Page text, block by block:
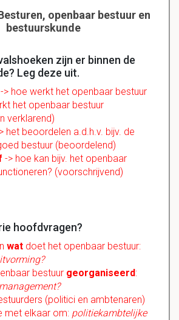
openbaar bestuur en
bestuurskunde
zijn er binnen de
Leg deze uit.
-> hoe werkt het openbaar bestuur
het openbaar bestuur
verklarend)
het beoordelen a.d.h.v. bijv. de
bestuur (beoordelend)
-> hoe kan bijv. het openbaar
(voorschrijvend)
hoofdvragen?
wat doet het openbaar bestuur:
bestuur georganiseerd:
(politici en ambtenaren)
met elkaar om: politiekambtelijke